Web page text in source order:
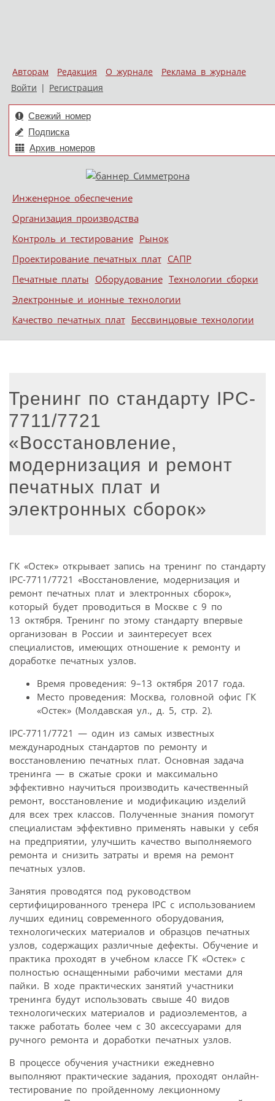
Авторам Редакция О журнале
Реклама в журнале
Войти | Регистрация
Свежий номер
Подписка
Архив номеров
Меню
Skip to content
Инженерное обеспечение
Организация производства
Контроль и тестирование Рынок
Проектирование печатных плат САПР
Печатные платы Оборудование Технологии сборки
Электронные и ионные технологии
Качество печатных плат Бессвинцовые технологии
Тренинг по стандарту IPC-
7711/7721
«Восстановление,
модернизация и ремонт
печатных плат и
электронных сборок»
ГК «Остек» открывает запись на тренинг по стандарту
IPC-7711/7721 «Восстановление, модернизация и
ремонт печатных плат и электронных сборок»,
который будет проводиться в Москве с 9 по
13 октября. Тренинг по этому стандарту впервые
организован в России и заинтересует всех
специалистов, имеющих отношение к ремонту и
доработке печатных узлов.
Время проведения: 9–13 октября 2017 года.
Место проведения: Москва, головной офис ГК
«Остек» (Молдавская ул., д. 5, стр. 2).
IPC-7711/7721 — один из самых известных
международных стандартов по ремонту и
восстановлению печатных плат. Основная задача
тренинга — в сжатые сроки и максимально
эффективно научиться производить качественный
ремонт, восстановление и модификацию изделий
для всех трех классов. Полученные знания помогут
специалистам эффективно применять навыки у себя
на предприятии, улучшить качество выполняемого
ремонта и снизить затраты и время на ремонт
печатных узлов.
Занятия проводятся под руководством
сертифицированного тренера IPC с использованием
лучших единиц современного оборудования,
технологических материалов и образцов печатных
узлов, содержащих различные дефекты. Обучение и
практика проходят в учебном классе ГК «Остек» с
полностью оснащенными рабочими местами для
пайки. В ходе практических занятий участники
тренинга будут использовать свыше 40 видов
технологических материалов и радиоэлементов, а
также работать более чем с 30 аксессуарами для
ручного ремонта и доработки печатных узлов.
В процессе обучения участники ежедневно
выполняют практические задания, проходят онлайн-
тестирование по пройденному лекционному